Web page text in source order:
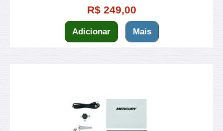
R$ 249,00
Adicionar Mais